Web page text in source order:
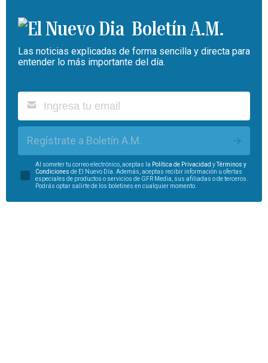
Boletín A.M.
Las noticias explicadas de forma sencilla y directa para
entender lo más importante del día.
Regístrate a Boletín A.M.
Al someter tu correo electrónico, aceptas la Política de Privacidad yTérminos y
Condiciones de El Nuevo Día. Además, aceptas recibir información u ofertas
especiales de productos o servicios de GFR Media, sus afiliadas o de terceros.
Podrás optar salirte de los boletines en cualquier momento.